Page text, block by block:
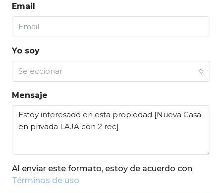
Email
Yo soy
Seleccionar
Mensaje
Al enviar este formato, estoy de acuerdo con
Términos de uso